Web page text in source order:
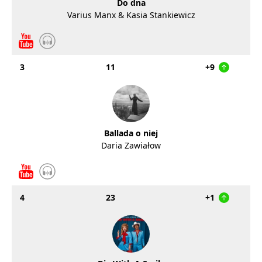
Do dna
Varius Manx & Kasia Stankiewicz
3 11 +9
Ballada o niej
Daria Zawiałow
4 23 +1